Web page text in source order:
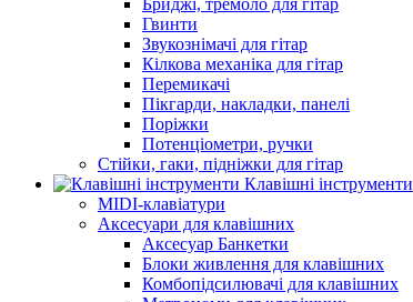
Бриджі, тремоло для гітар
Гвинти
Звукознімачі для гітар
Кілкова механіка для гітар
Перемикачі
Пікгарди, накладки, панелі
Поріжки
Потенціометри, ручки
Стійки, гаки, підніжки для гітар
Клавішні інструменти
MIDI-клавіатури
Аксесуари для клавішних
Аксесуар Банкетки
Блоки живлення для клавішних
Комбопідсилювачі для клавішних